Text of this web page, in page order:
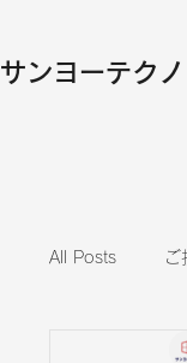
​サンヨーテクノ
All Posts ご